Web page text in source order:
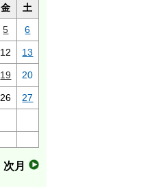
金
土
5 6
12 13
19 20
26 27
次月